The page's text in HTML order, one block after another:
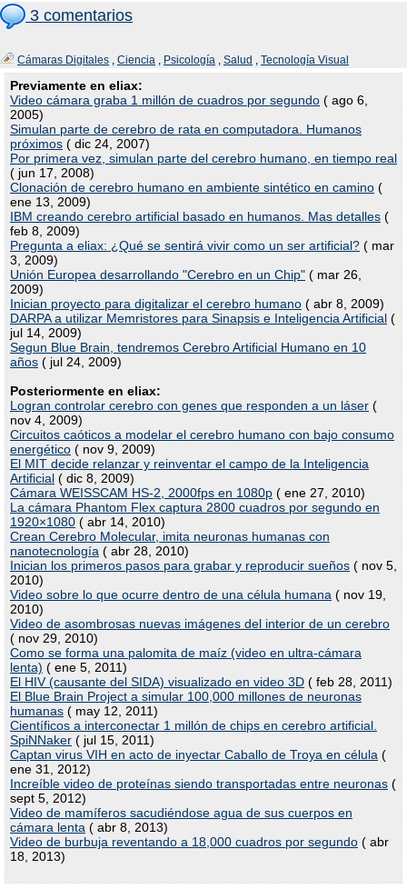
3 comentarios
Cámaras Digitales , Ciencia , Psicología , Salud , Tecnología Visual
Previamente en eliax:
Video cámara graba 1 millón de cuadros por segundo ( ago 6,
2005)
Simulan parte de cerebro de rata en computadora. Humanos
próximos ( dic 24, 2007)
Por primera vez, simulan parte del cerebro humano, en tiempo real
( jun 17, 2008)
Clonación de cerebro humano en ambiente sintético en camino (
ene 13, 2009)
IBM creando cerebro artificial basado en humanos. Mas detalles (
feb 8, 2009)
Pregunta a eliax: ¿Qué se sentirá vivir como un ser artificial? ( mar
3, 2009)
Unión Europea desarrollando "Cerebro en un Chip" ( mar 26,
2009)
Inician proyecto para digitalizar el cerebro humano ( abr 8, 2009)
DARPA a utilizar Memristores para Sinapsis e Inteligencia Artificial (
jul 14, 2009)
Segun Blue Brain, tendremos Cerebro Artificial Humano en 10
años ( jul 24, 2009)
Posteriormente en eliax:
Logran controlar cerebro con genes que responden a un láser (
nov 4, 2009)
Circuitos caóticos a modelar el cerebro humano con bajo consumo
energético ( nov 9, 2009)
El MIT decide relanzar y reinventar el campo de la Inteligencia
Artificial ( dic 8, 2009)
Cámara WEISSCAM HS-2, 2000fps en 1080p ( ene 27, 2010)
La cámara Phantom Flex captura 2800 cuadros por segundo en
1920×1080 ( abr 14, 2010)
Crean Cerebro Molecular, imita neuronas humanas con
nanotecnología ( abr 28, 2010)
Inician los primeros pasos para grabar y reproducir sueños ( nov 5,
2010)
Video sobre lo que ocurre dentro de una célula humana ( nov 19,
2010)
Video de asombrosas nuevas imágenes del interior de un cerebro
( nov 29, 2010)
Como se forma una palomita de maíz (video en ultra-cámara
lenta) ( ene 5, 2011)
El HIV (causante del SIDA) visualizado en video 3D ( feb 28, 2011)
El Blue Brain Project a simular 100,000 millones de neuronas
humanas ( may 12, 2011)
Científicos a interconectar 1 millón de chips en cerebro artificial.
SpiNNaker ( jul 15, 2011)
Captan virus VIH en acto de inyectar Caballo de Troya en célula (
ene 31, 2012)
Increíble video de proteínas siendo transportadas entre neuronas (
sept 5, 2012)
Video de mamíferos sacudiéndose agua de sus cuerpos en
cámara lenta ( abr 8, 2013)
Video de burbuja reventando a 18,000 cuadros por segundo ( abr
18, 2013)